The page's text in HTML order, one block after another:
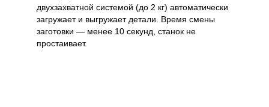
двухзахватной системой (до 2 кг) автоматически
загружает и выгружает детали. Время смены
заготовки — менее 10 секунд, станок не
простаивает.